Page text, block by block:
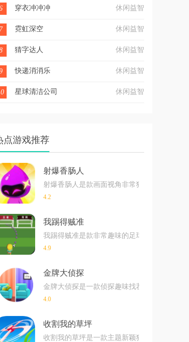
穿衣冲冲冲 休闲益智
7 霓虹深空 休闲益智
猜字达人 休闲益智
快递消消乐 休闲益智
星球清洁公司 休闲益智
点游戏推荐
射爆香肠人
射爆香肠人是款画面视角非常独特的休闲闯
4.2
我踢得贼准
我踢得贼准是款非常趣味的足球射门闯关小
4.9
金牌大侦探
金牌大侦探是一款侦探趣味找茬玩法的游戏
4.0
收割我的草坪
收割我的草坪是一款主题新颖独特的超解压